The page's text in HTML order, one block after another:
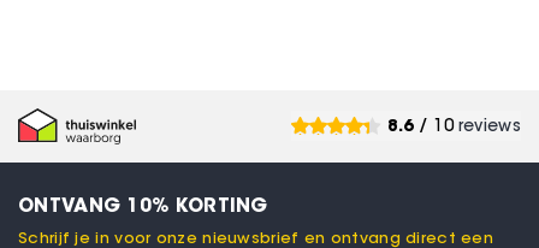
8.6/ 10 reviews
ONTVANG 10% KORTING
Schrijf je in voor onze nieuwsbrief en ontvang direct een